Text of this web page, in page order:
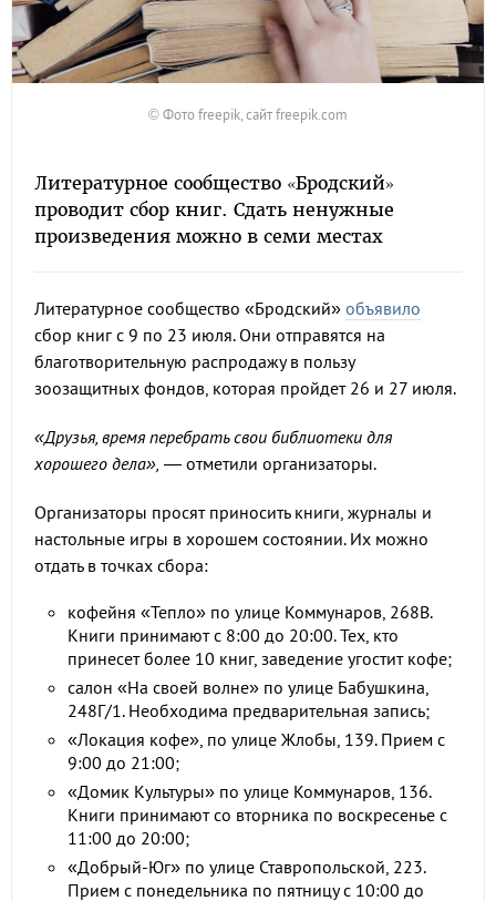
© Фото freepik, сайт freepik.com
Литературное сообщество «Бродский»
проводит сбор книг. Сдать ненужные
произведения можно в семи местах
Литературное сообщество «Бродский» объявило
сбор книг с 9 по 23 июля. Они отправятся на
благотворительную распродажу в пользу
зоозащитных фондов, которая пройдет 26 и 27 июля.
«Друзья, время перебрать свои библиотеки для
хорошего дела», — отметили организаторы.
Организаторы просят приносить книги, журналы и
настольные игры в хорошем состоянии. Их можно
отдать в точках сбора:
кофейня «Тепло» по улице Коммунаров, 268В.
Книги принимают с 8:00 до 20:00. Тех, кто
принесет более 10 книг, заведение угостит кофе;
салон «На своей волне» по улице Бабушкина,
248Г/1. Необходима предварительная запись;
«Локация кофе», по улице Жлобы, 139. Прием с
9:00 до 21:00;
«Домик Культуры» по улице Коммунаров, 136.
Книги принимают со вторника по воскресенье с
11:00 до 20:00;
«Добрый-Юг» по улице Ставропольской, 223.
Прием с понедельника по пятницу с 10:00 до